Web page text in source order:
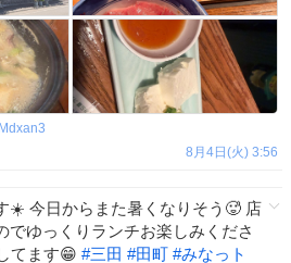
8月4日(火) 3:56
☀️ 今日からまた暑くなりそう🥵 店
でゆっくりランチお楽しみくださ
てます😁 #三田 #田町 #みなっト